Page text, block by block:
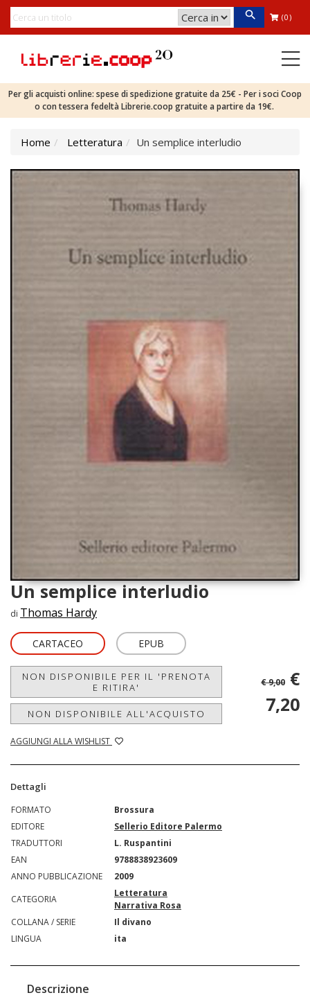
(0)
Per gli acquisti online: spese di spedizione gratuite da 25€ - Per i soci Coop
o con tessera fedeltà Librerie.coop gratuite a partire da 19€.
Home Letteratura Un semplice interludio
Un semplice interludio
di Thomas Hardy
CARTACEO EPUB
NON DISPONIBILE PER IL 'PRENOTA
E RITIRA'
NON DISPONIBILE ALL'ACQUISTO
AGGIUNGI ALLA WISHLIST
€ 9,00 €
7,20
Dettagli
FORMATO
Brossura
EDITORE
Sellerio Editore Palermo
TRADUTTORI
L. Ruspantini
EAN
9788838923609
ANNO PUBBLICAZIONE
2009
CATEGORIA
Letteratura
Narrativa Rosa
COLLANA / SERIE
Il divano
LINGUA
ita
Descrizione